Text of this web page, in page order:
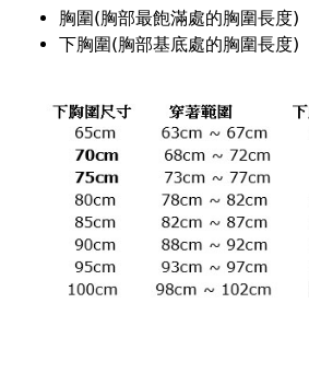
胸圍(胸部最飽滿處的胸圍長度)
下胸圍(胸部基底處的胸圍長度)